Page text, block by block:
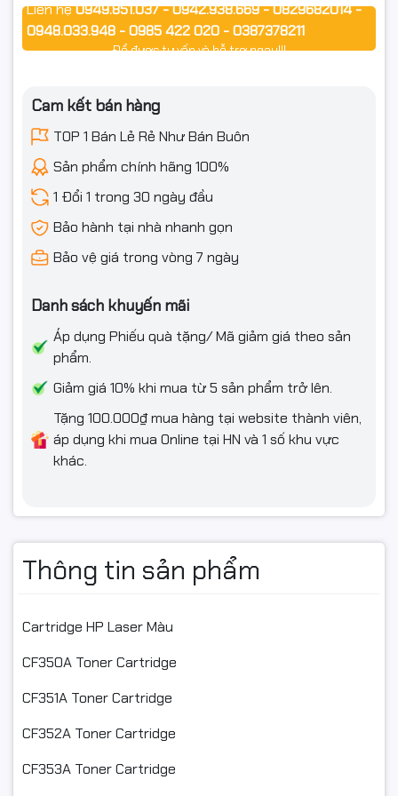
Liên hệ0949.851.037 - 0942.938.669 - 0829682014 -
0948.033.948 - 0985 422 020 - 0387378211
Để được tư vấn và hỗ trợ ngay!!!
Cam kết bán hàng
TOP 1 Bán Lẻ Rẻ Như Bán Buôn
Sản phẩm chính hãng 100%
1 Đổi 1 trong 30 ngày đầu
Bảo hành tại nhà nhanh gọn
Bảo vệ giá trong vòng 7 ngày
Danh sách khuyến mãi
Áp dụng Phiếu quà tặng/ Mã giảm giá theo sản
phẩm.
Giảm giá 10% khi mua từ 5 sản phẩm trở lên.
Tặng 100.000₫ mua hàng tại website thành viên,
áp dụng khi mua Online tại HN và 1 số khu vực
khác.
Thông tin sản phẩm
Cartridge HP Laser Màu
CF350A Toner Cartridge
CF351A Toner Cartridge
CF352A Toner Cartridge
CF353A Toner Cartridge
- Khi nhận hàng quý khách thấy sản phẩm không dùng được